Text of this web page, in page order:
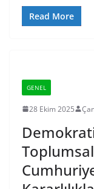
Read More
GENEL
28 Ekim 2025